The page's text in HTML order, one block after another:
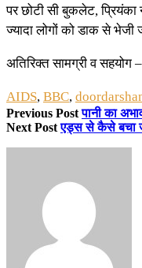
पर छोटी सी बुकलेट,
ज्यादा लोगों को डाक से भेजी
अतिरिक्त सामग्री व सहयोग
AIDS, BBC,
Previous Post पानी का
Next Post एड्स से कैसे बचा